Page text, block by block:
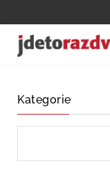
Kategorie